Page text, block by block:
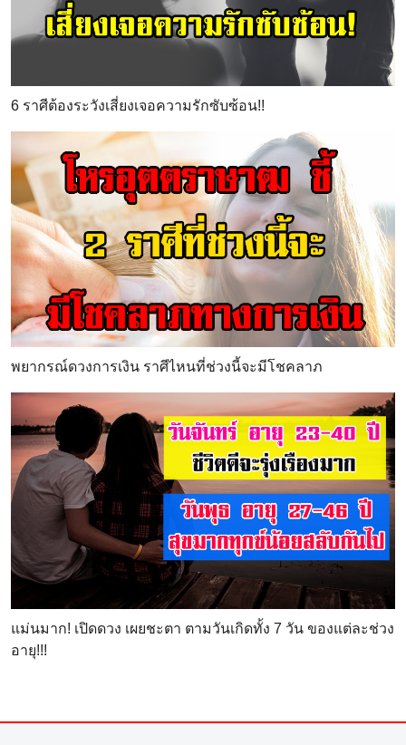
6 ราศีต้องระวังเสี่ยงเจอความรักซับซ้อน!!
พยากรณ์ดวงการเงิน ราศีไหนที่ช่วงนี้จะมีโชคลาภ
แม่นมาก! เปิดดวง เผยชะตา ตามวันเกิดทั้ง 7 วัน ของแต่ละช่วง
อายุ!!!